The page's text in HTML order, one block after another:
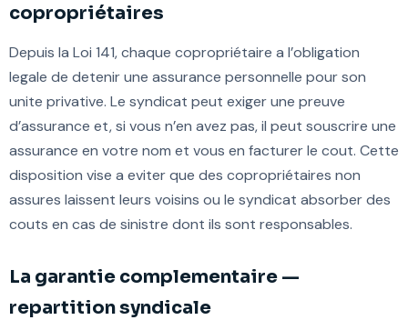
copropriétaires
Depuis la Loi 141, chaque copropriétaire a l’obligation
legale de detenir une assurance personnelle pour son
unite privative. Le syndicat peut exiger une preuve
d’assurance et, si vous n’en avez pas, il peut souscrire une
assurance en votre nom et vous en facturer le cout. Cette
disposition vise a eviter que des copropriétaires non
assures laissent leurs voisins ou le syndicat absorber des
couts en cas de sinistre dont ils sont responsables.
La garantie complementaire —
repartition syndicale